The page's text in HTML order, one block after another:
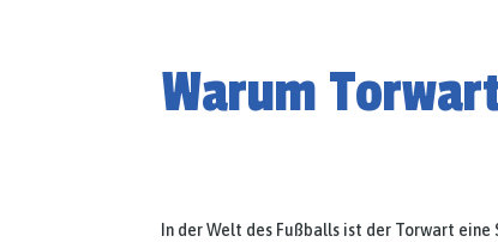
Warum
In der Welt des Fußballs ist der Torwart